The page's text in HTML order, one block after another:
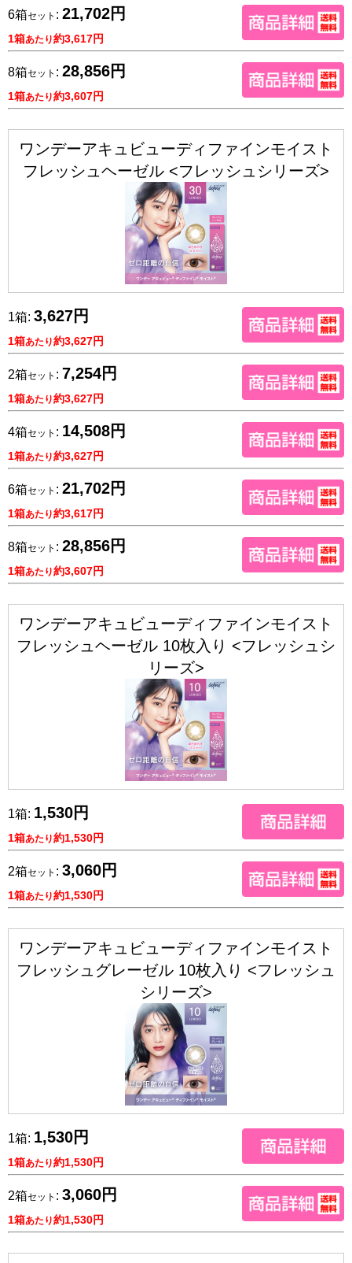
6箱セット : 21,702円
1箱あたり約3,617円
8箱セット : 28,856円
1箱あたり約3,607円
ワンデーアキュビューディファインモイスト
フレッシュヘーゼル <フレッシュシリーズ>
1箱: 3,627円
1箱あたり約3,627円
2箱セット : 7,254円
1箱あたり約3,627円
4箱セット : 14,508円
1箱あたり約3,627円
6箱セット : 21,702円
1箱あたり約3,617円
8箱セット : 28,856円
1箱あたり約3,607円
ワンデーアキュビューディファインモイスト
フレッシュヘーゼル 10枚入り <フレッシュシ
リーズ>
1箱: 1,530円
1箱あたり約1,530円
2箱セット : 3,060円
1箱あたり約1,530円
ワンデーアキュビューディファインモイスト
フレッシュグレーゼル 10枚入り <フレッシュ
シリーズ>
1箱: 1,530円
1箱あたり約1,530円
2箱セット : 3,060円
1箱あたり約1,530円